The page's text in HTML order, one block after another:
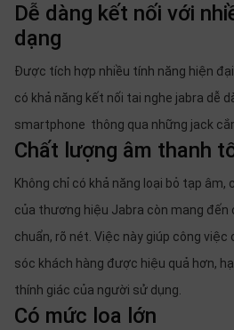
Dễ dàng kết nối với
dạng
Được tích hợp nhiều tính năng hiện
có khả năng kết nối tai nghe jabra dễ
smartphone thông qua những jack
Chất lượng âm thanh
Không chỉ có khả năng loại bỏ tạp âm,
của thương hiệu Jabra còn mang
chuẩn, rõ nét. Việc này giúp công việc
sóc khách hàng được hiệu quả hơn,
thính giác của người sử dụng.
Có mức loa lớn